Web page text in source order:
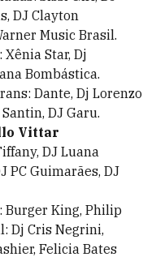
DJ Clayton
Music Brasil.
Xênia Star, Dj
Bombástica.
Dante, Dj Lorenzo
DJ Garu.
Vittar
DJ Luana
PC Guimarães, DJ
Burger King, Philip
Dj Cris Negrini,
Felicia Bates